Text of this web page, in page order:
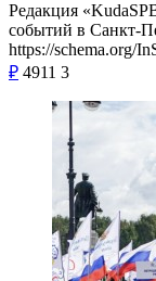
Редакция
событий в Санкт-
https://schema.org/
₽ 4911 3